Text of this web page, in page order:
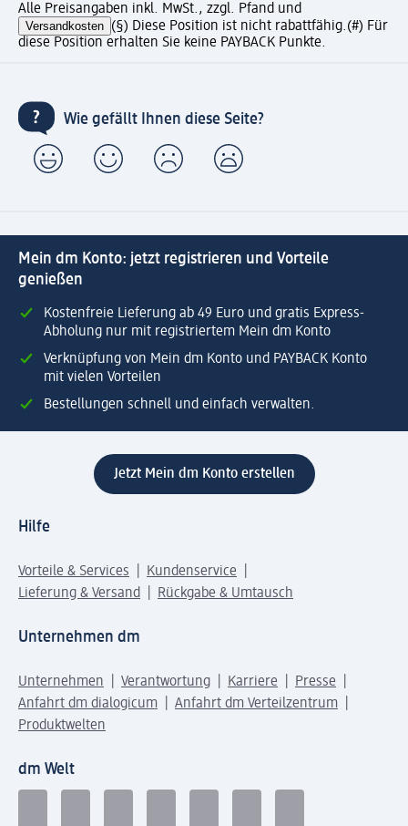
Alle Preisangaben inkl. MwSt., zzgl. Pfand und
Versandkosten (§) Diese Position ist nicht rabattfähig.(#) Für
diese Position erhalten Sie keine PAYBACK Punkte.
Wie gefällt Ihnen diese Seite?
Mein dm Konto: jetzt registrieren und Vorteile
genießen
Kostenfreie Lieferung ab 49 Euro und gratis Express-
Abholung nur mit registriertem Mein dm Konto
Verknüpfung von Mein dm Konto und PAYBACK Konto
mit vielen Vorteilen
Bestellungen schnell und einfach verwalten.
Jetzt Mein dm Konto erstellen
Hilfe
Vorteile & Services
Kundenservice
Lieferung & Versand
Rückgabe & Umtausch
Unternehmen dm
Unternehmen Verantwortung Karriere
Presse
Anfahrt dm dialogicum
Anfahrt dm Verteilzentrum
Produktwelten
dm Welt